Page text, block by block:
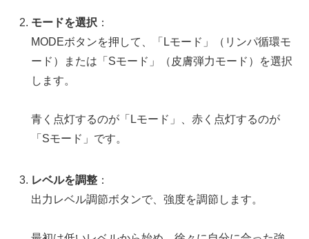
モードを選択 ：
MODEボタンを押して、「Lモード」（リンパ循環モ
ード）または「Sモード」（皮膚弾力モード）を選択
します。
青く点灯するのが「Lモード」、赤く点灯するのが
「Sモード」です。
レベルを調整 ：
出力レベル調節ボタンで、強度を調節します。